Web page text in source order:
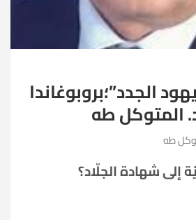
الجدد”؛بروبوغاندا
المتوكل طه
طه
إلى شهادة الجلّاد؟